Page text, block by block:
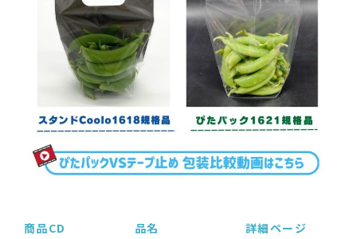
商品CD 品名 詳細ページ